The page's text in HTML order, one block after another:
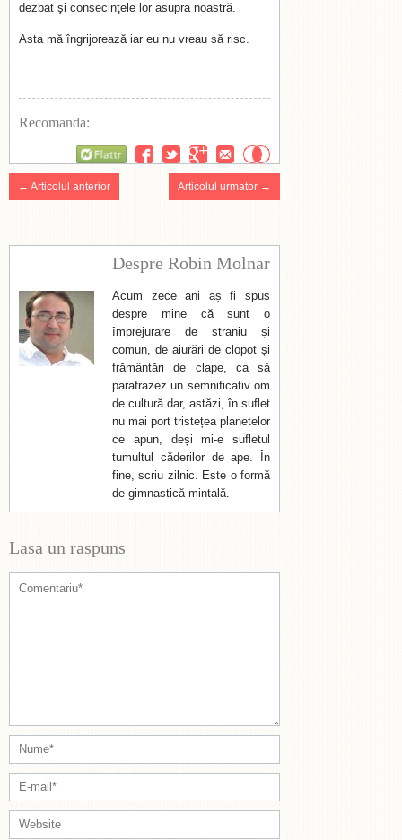
dezbat şi consecinţele lor asupra noastră.
Asta mă îngrijorează iar eu nu vreau să risc.
Recomanda:
← Articolul anterior Articolul urmator →
Despre Robin Molnar
Acum zece ani aș fi spus
despre mine că sunt o
împrejurare de straniu și
comun, de aiurări de clopot și
frământări de clape, ca să
parafrazez un semnificativ om
de cultură dar, astăzi, în suflet
nu mai port tristețea planetelor
ce apun, deși mi-e sufletul
tumultul căderilor de ape. În
fine, scriu zilnic. Este o formă
de gimnastică mintală.
Lasa un raspuns